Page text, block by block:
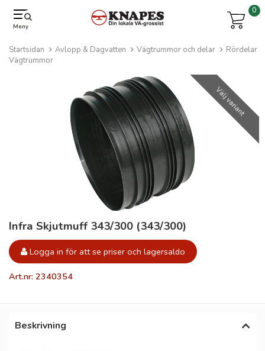
Meny
0
Startsidan Avlopp & Dagvatten Vägtrummor och delar
Rördelar
Vägtrummor
Välj variant
Infra Skjutmuff 343/300 (343/300)
Logga in för att se priser och lagersaldo
Art.nr: 2340354
Beskrivning